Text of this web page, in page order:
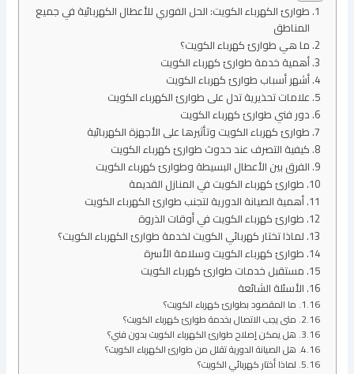
طوارئ الكهرباء الكويت: الحل الفوري للأعطال الكهربائية في جميع
المناطق
ما هي طوارئ كهرباء الكويت؟
أهمية خدمة طوارئ كهرباء الكويت
أشهر أسباب طوارئ كهرباء الكويت
علامات تحذيرية تدل على طوارئ الكهرباء الكويت
دور فني طوارئ كهرباء الكويت
طوارئ كهرباء الكويت وتأثيرها على الأجهزة الكهربائية
كيفية التصرف عند حدوث طوارئ كهرباء الكويت
الفرق بين الأعطال البسيطة وطوارئ كهرباء الكويت
طوارئ كهرباء الكويت في المنازل القديمة
أهمية الصيانة الدورية لتجنب طوارئ الكهرباء الكويت
طوارئ كهرباء الكويت في أوقات الذروة
لماذا تختار كهربائي الكويت لخدمة طوارئ الكهرباء الكويت؟
طوارئ كهرباء الكويت وسلامة الأسرة
مستقبل خدمات طوارئ كهرباء الكويت
الأسئلة الشائعة
ما المقصود بطوارئ كهرباء الكويت؟
متى يجب الاتصال بخدمة طوارئ كهرباء الكويت؟
هل يمكن إصلاح طوارئ الكهرباء الكويت بدون فني؟
هل الصيانة الدورية تقلل من طوارئ الكهرباء الكويت؟
لماذا أختار كهربائي الكويت؟